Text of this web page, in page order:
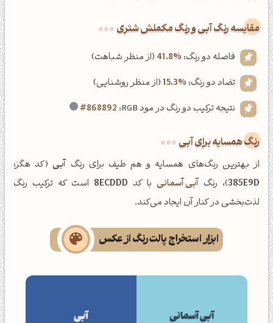
‌مقایسه رنگ آبی و رنگ مکملش شتری
فاصله دو رنگ: 41.8% (از منظر شباهت)
تضاد دو رنگ: 15.3%(از منظر روشنایی)
نتیجه ترکیب دو رنگ در مود RGB:
#868892
رنگ همسایه برای آبی
از بهترین رنگ‌های همسایه و هم طیف برای رنگ آبی(کد هگز:
385E9D)، رنگ آبی آسمانی با کد 8ECDDD است که ترکیب رنگ
لذت‌بخشی در کنار آن ایجاد می‌کند.
ابزار استخراج پالت رنگ از عکس